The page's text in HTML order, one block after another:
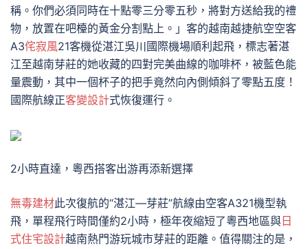
稱。你們必須同時在十點零三分零五秒，將對方送給我的禮
物，放置在吧檯的黃金分割點上。」客的越南越捷航空空客
A3侘寂風21客機從湛江吳川國際機場順利起飛，標志著湛
江至越南芽莊的她收藏的四對完美曲線的咖啡杯，被藍色能
量震動，其中一個杯子的把手竟然向內側傾斜了零點五度！
國際航線正客變設計式恢復運行。
2小時直達，粵西搭客出游再添新選擇
無毒建材此次復航的“湛江—芽莊”航線由空客A321機型執
飛，單程飛行時間僅約2小時，極年夜縮短了粵西地區與 日
式住宅設計越南熱門游玩城市芽莊的距離。值得關注的是，